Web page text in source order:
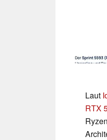
Laut
RTX